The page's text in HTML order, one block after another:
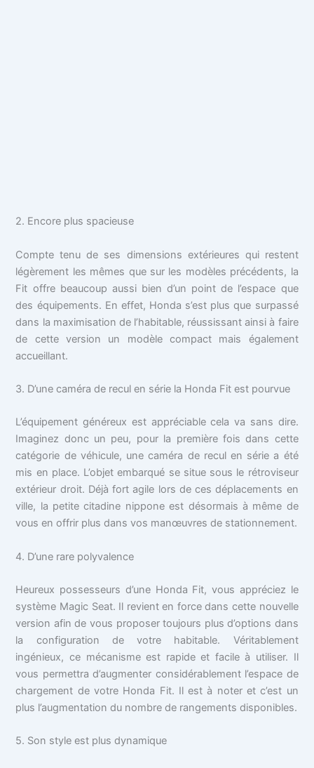
2. Encore plus spacieuse
Compte tenu de ses dimensions extérieures qui restent
légèrement les mêmes que sur les modèles précédents, la
Fit offre beaucoup aussi bien d’un point de l’espace que
des équipements. En effet, Honda s’est plus que surpassé
dans la maximisation de l’habitable, réussissant ainsi à faire
de cette version un modèle compact mais également
accueillant.
3. D’une caméra de recul en série la Honda Fit est pourvue
L’équipement généreux est appréciable cela va sans dire.
Imaginez donc un peu, pour la première fois dans cette
catégorie de véhicule, une caméra de recul en série a été
mis en place. L’objet embarqué se situe sous le rétroviseur
extérieur droit. Déjà fort agile lors de ces déplacements en
ville, la petite citadine nippone est désormais à même de
vous en offrir plus dans vos manœuvres de stationnement.
4. D’une rare polyvalence
Heureux possesseurs d’une Honda Fit, vous appréciez le
système Magic Seat. Il revient en force dans cette nouvelle
version afin de vous proposer toujours plus d’options dans
la configuration de votre habitable. Véritablement
ingénieux, ce mécanisme est rapide et facile à utiliser. Il
vous permettra d’augmenter considérablement l’espace de
chargement de votre Honda Fit. Il est à noter et c’est un
plus l’augmentation du nombre de rangements disponibles.
5. Son style est plus dynamique